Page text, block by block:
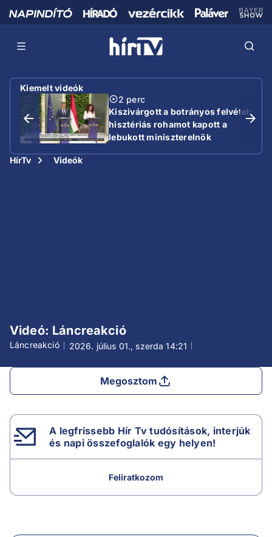
Kiemelt videók
2 perc
Kiszivárgott a botrányos felvétel:
hisztériás rohamot kapott a
lebukott miniszterelnök
HírTv Videók
Videó: Láncreakció
Láncreakció 2026. július 01., szerda 14:21
Megosztom
A legfrissebb Hír Tv tudósítások, interjúk
és napi összefoglalók egy helyen!
Feliratkozom